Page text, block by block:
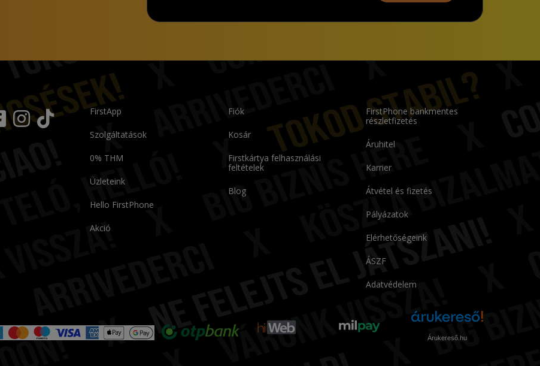
FirstApp
Szolgáltatások
0% THM
Üzleteink
Hello FirstPhone
Akció
Fiók
Kosár
Firstkártya felhasználási
feltételek
Blog
FirstPhone bankmentes
részletfizetés
Áruhitel
Karrier
Átvétel és fizetés
Pályázatok
Elérhetőségeink
ÁSZF
Adatvédelem
Árukereső.hu